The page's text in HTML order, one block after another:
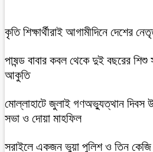
কৃতি শিক্ষার্থীরাই আগামীদিনে দেশের
পাষন্ড বাবার কবল থেকে দুই বছরের শিশু
আকুতি
মোল্লাহাটে জুলাই গণঅভ্যুত্থান দিবস
সভা ও দোয়া মাহফিল
সরাইলে একজন ভুয়া পুলিশ ও তিন